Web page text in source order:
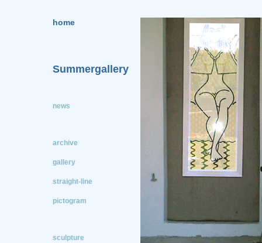
home
Summergallery
news
archive
gallery
straight-line
pictogram
sculpture